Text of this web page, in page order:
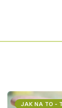
JAK NA TO -